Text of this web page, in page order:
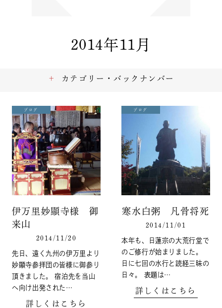
2014年11月
ブログ
伊万里妙顯寺様 御
来山
2014/11/20
先日、遠く九州の伊万里より
妙顯寺参拝団の皆様に御参り
頂きました。 宿泊先を当山
へ向け出発された…
詳しくはこちら
ブログ
寒水白粥 凡骨将死
2014/11/01
本年も、日蓮宗の大荒行堂で
のご修行が始まりました。
日に七回の水行と読経三昧の
日々。 表題は…
詳しくはこちら
カテゴリー・バックナンバー